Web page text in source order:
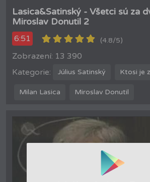
Lasica&Satinský - Všetci sú za
Miroslav Donutil 2
6:51 (4.8/5)
Zobrazení: 13 390
Kategorie:
Július Satinský Ktosi je
Milan Lasica Miroslav Donutil